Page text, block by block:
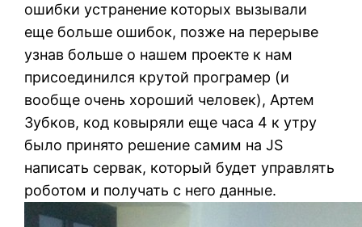
ошибки устранение которых вызывали
еще больше ошибок, позже на перерыве
узнав больше о нашем проекте к нам
присоединился крутой програмер (и
вообще очень хороший человек), Артем
Зубков, код ковыряли еще часа 4 к утру
было принято решение самим на JS
написать сервак, который будет управлять
роботом и получать с него данные.